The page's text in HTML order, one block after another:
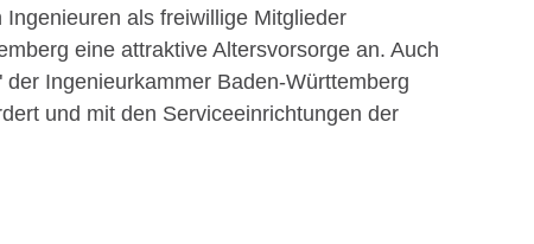
als freiwillige Mitglieder
eine attraktive Altersvorsorge an. Auch
Ingenieurkammer Baden-Württemberg
und mit den Serviceeinrichtungen der